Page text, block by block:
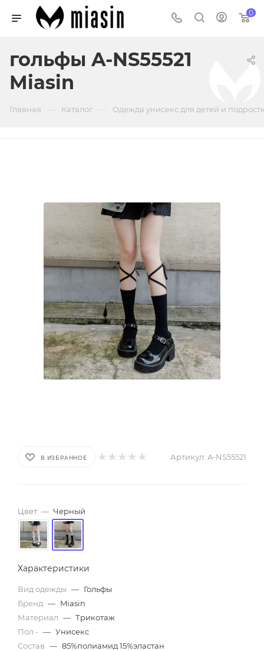
0
гольфы A-NS55521
Miasin
Главная Каталог Одежда унисекс для детей и
В ИЗБРАННОЕ Артикул: A-NS55521
Цвет — Черный
Характеристики
Вид одежды — Гольфы
Бренд — Miasin
Материал — Трикотаж
Пол - — Унисекс
Состав — 85%полиамид 15%эластан